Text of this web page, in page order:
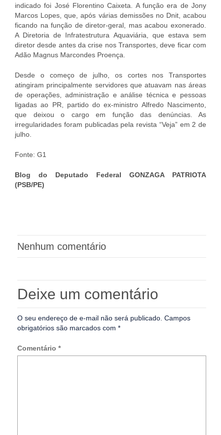
indicado foi José Florentino Caixeta. A função era de Jony
Marcos Lopes, que, após várias demissões no Dnit, acabou
ficando na função de diretor-geral, mas acabou exonerado.
A Diretoria de Infratestrutura Aquaviária, que estava sem
diretor desde antes da crise nos Transportes, deve ficar com
Adão Magnus Marcondes Proença.
Desde o começo de julho, os cortes nos Transportes
atingiram principalmente servidores que atuavam nas áreas
de operações, administração e análise técnica e pessoas
ligadas ao PR, partido do ex-ministro Alfredo Nascimento,
que deixou o cargo em função das denúncias. As
irregularidades foram publicadas pela revista “Veja” em 2 de
julho.
Fonte: G1
Blog do Deputado Federal GONZAGA PATRIOTA
(PSB/PE)
Nenhum comentário
Deixe um comentário
O seu endereço de e-mail não será publicado. Campos
obrigatórios são marcados com *
Comentário *